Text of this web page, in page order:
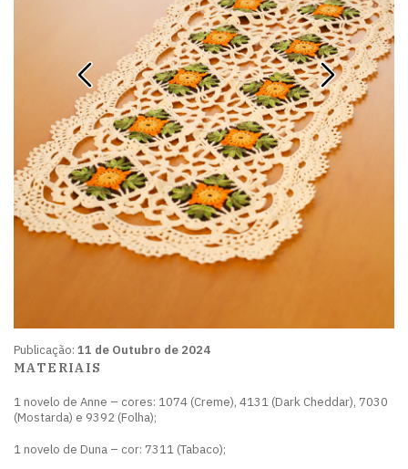
Publicação: 11 de Outubro de 2024
MATERIAIS
1 novelo de Anne – cores: 1074 (Creme), 4131 (Dark Cheddar), 7030
(Mostarda) e 9392 (Folha);
1 novelo de Duna – cor: 7311 (Tabaco);